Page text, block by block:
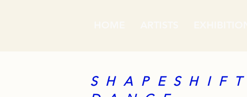
S H A P E S H I F T